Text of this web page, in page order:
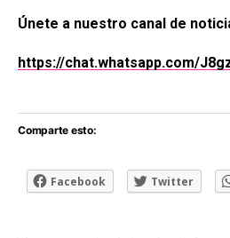
Únete a nuestro canal de
https://chat.whatsapp.com/
Comparte esto:
Facebook Twitter